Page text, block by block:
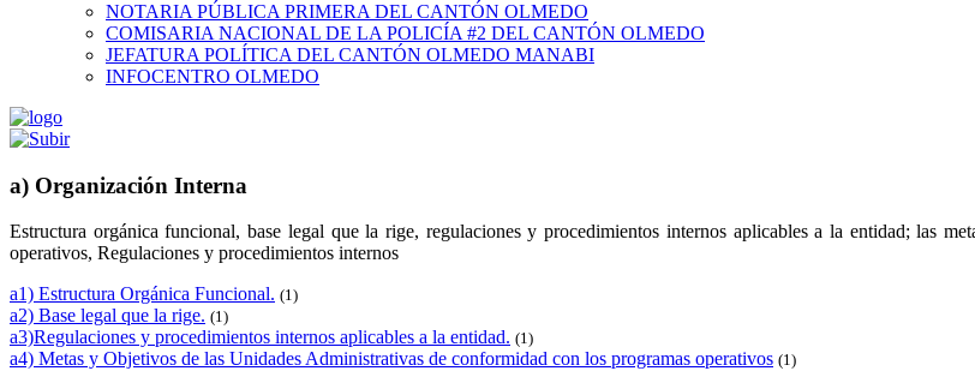
NOTARIA PÚBLICA PRIMERA DEL CANTÓN OLMEDO
COMISARIA NACIONAL DE LA POLICÍA #2 DEL CANTÓN OLMEDO
JEFATURA POLÍTICA DEL CANTÓN OLMEDO MANABI
INFOCENTRO OLMEDO
a) Organización Interna
Estructura orgánica funcional, base legal que la rige, regulaciones y procedimientos internos aplicables a la entidad; las
operativos, Regulaciones y procedimientos internos
a1) Estructura Orgánica Funcional. (1)
a2) Base legal que la rige. (1)
a3)Regulaciones y procedimientos internos aplicables a la entidad. (1)
a4) Metas y Objetivos de las Unidades Administrativas de conformidad con los programas operativos (1)